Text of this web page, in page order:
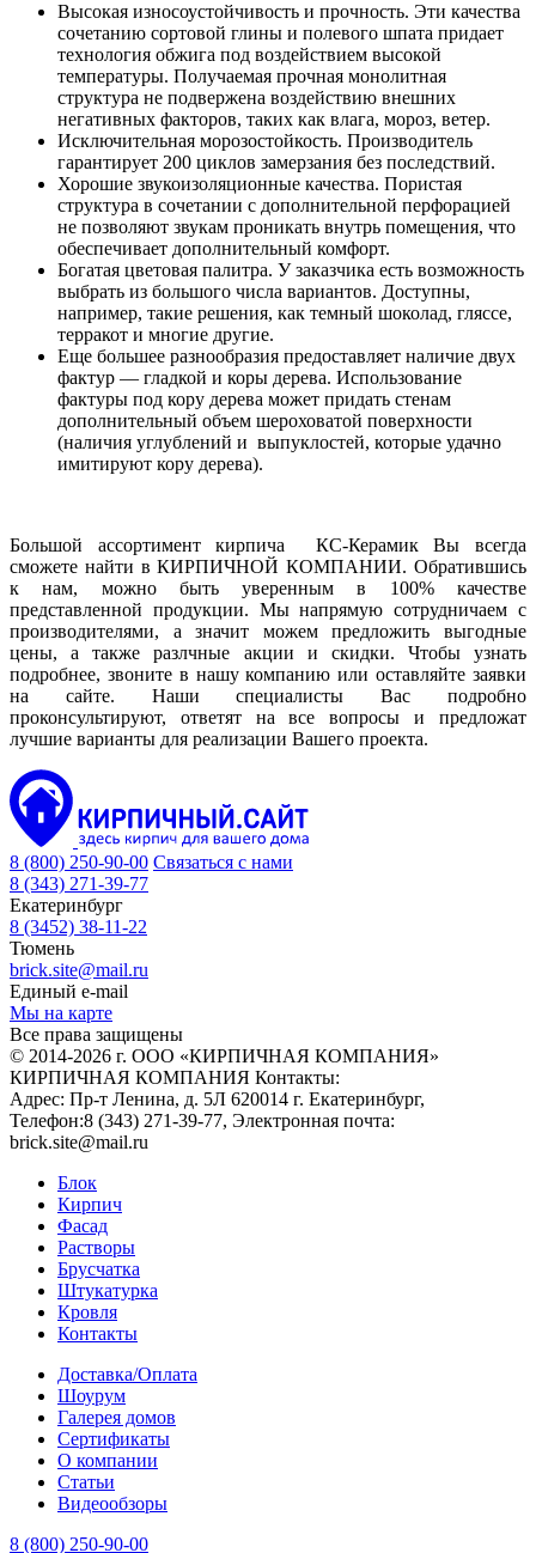
Высокая износоустойчивость и прочность. Эти качества
сочетанию сортовой глины и полевого шпата придает
технология обжига под воздействием высокой
температуры. Получаемая прочная монолитная
структура не подвержена воздействию внешних
негативных факторов, таких как влага, мороз, ветер.
Исключительная морозостойкость. Производитель
гарантирует 200 циклов замерзания без последствий.
Хорошие звукоизоляционные качества. Пористая
структура в сочетании с дополнительной перфорацией
не позволяют звукам проникать внутрь помещения, что
обеспечивает дополнительный комфорт.
Богатая цветовая палитра. У заказчика есть возможность
выбрать из большого числа вариантов. Доступны,
например, такие решения, как темный шоколад, гляссе,
терракот и многие другие.
Еще большее разнообразия предоставляет наличие двух
фактур — гладкой и коры дерева. Использование
фактуры под кору дерева может придать стенам
дополнительный объем шероховатой поверхности
(наличия углублений и выпуклостей, которые удачно
имитируют кору дерева).
Большой ассортимент кирпича КС-Керамик Вы всегда
сможете найти в КИРПИЧНОЙ КОМПАНИИ. Обратившись
к нам, можно быть уверенным в 100% качестве
представленной продукции. Мы напрямую сотрудничаем с
производителями, а значит можем предложить выгодные
цены, а также разлчные акции и скидки. Чтобы узнать
подробнее, звоните в нашу компанию или оставляйте заявки
на сайте. Наши специалисты Вас подробно
проконсультируют, ответят на все вопросы и предложат
лучшие варианты для реализации Вашего проекта.
8 (800) 250-90-00 Связаться с нами
8 (343) 271-39-77
Екатеринбург
8 (3452) 38-11-22
Тюмень
brick.site@mail.ru
Единый e-mail
Мы на карте
Все права защищены
© 2014-2026 г. ООО «КИРПИЧНАЯ КОМПАНИЯ»
КИРПИЧНАЯ КОМПАНИЯ Контакты:
Адрес: Пр-т Ленина, д. 5Л 620014 г. Екатеринбург,
Телефон:8 (343) 271-39-77, Электронная почта:
brick.site@mail.ru
Блок
Кирпич
Фасад
Растворы
Брусчатка
Штукатурка
Кровля
Контакты
Доставка/Оплата
Шоурум
Галерея домов
Сертификаты
О компании
Статьи
Видеообзоры
8 (800) 250-90-00